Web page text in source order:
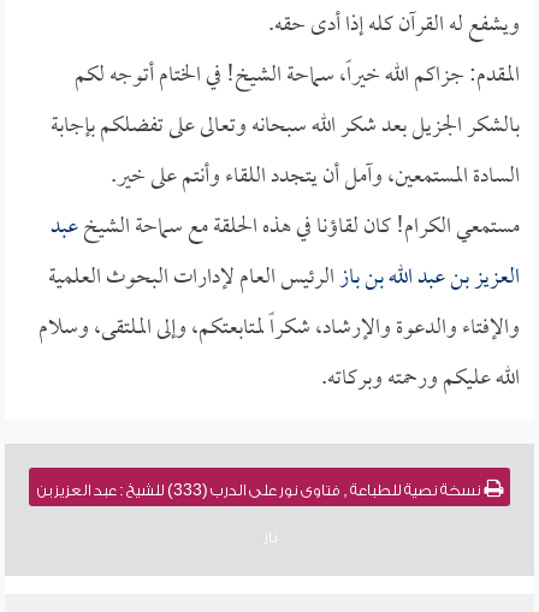
ويشفع له القرآن كله إذا أدى حقه.
المقدم: جزاكم الله خيراً، سماحة الشيخ! في الختام أتوجه لكم
بالشكر الجزيل بعد شكر الله سبحانه وتعالى على تفضلكم بإجابة
السادة المستمعين، وآمل أن يتجدد اللقاء وأنتم على خير.
مستمعي الكرام! كان لقاؤنا في هذه الحلقة مع سماحة الشيخعبد
العزيز بن عبد الله بن بازالرئيس العام لإدارات البحوث العلمية
والإفتاء والدعوة والإرشاد، شكراً لمتابعتكم، وإلى الملتقى، وسلام
الله عليكم ورحمته وبركاته.
نسخة نصية للطباعة , فتاوى نور على الدرب (333) للشيخ : عبد العزيز بن
باز